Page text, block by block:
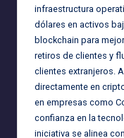
infraestructura
dólares en activos
blockchain para
retiros de clientes y
clientes extranjeros.
directamente en
en empresas como
confianza en la
iniciativa se alinea